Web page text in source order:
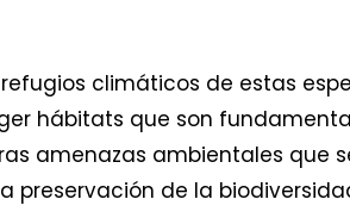
climáticos de estas
hábitats que son
amenazas ambientales que
preservación de la